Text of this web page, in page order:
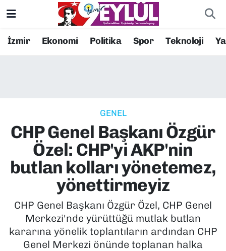
İzmir Ekonomi Politika Spor Teknoloji
GENEL
CHP Genel Başkanı Özgür
Özel: CHP'yi AKP'nin
butlan kolları yönetemez,
yönettirmeyiz
CHP Genel Başkanı Özgür Özel, CHP Genel
Merkezi'nde yürüttüğü mutlak butlan
kararına yönelik toplantıların ardından CHP
Genel Merkezi önünde toplanan halka
Resmi İlanlar
EKONOMİ
KÜLTÜR SANAT
MAGAZİN
POLİTİKA
SAĞLIK
Konak Nöbetçi Eczaneler
Süper Lig Puan Durumu ve Fikstür
Tüm Manşetler
Son Dakika Haberleri
Haber Arşivi